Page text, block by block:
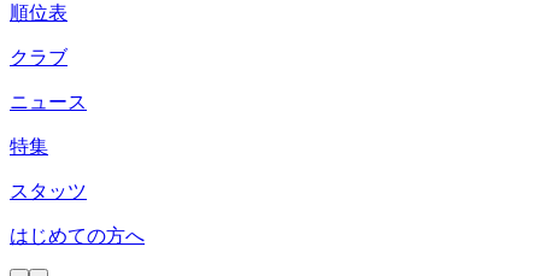
順位表
クラブ
ニュース
特集
スタッツ
はじめての方へ